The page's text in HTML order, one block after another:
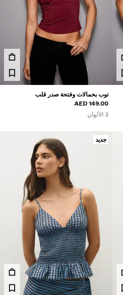
توب بحمالات وفتحة صدر قلب
149.00 AED
3 الألوان
جديد